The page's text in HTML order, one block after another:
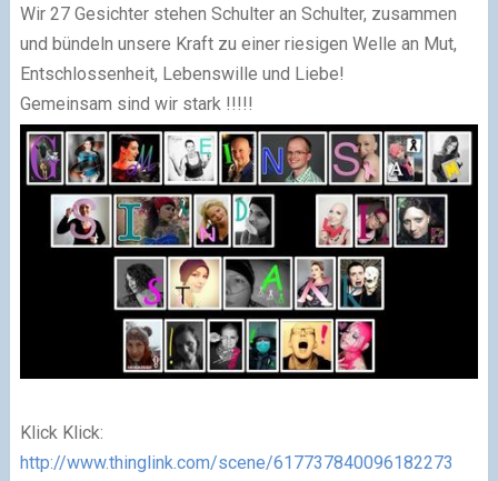
Wir 27 Gesichter stehen Schulter an Schulter, zusammen
und bündeln unsere Kraft zu einer riesigen Welle an Mut,
Entschlossenheit, Lebenswille und Liebe!
Gemeinsam sind wir stark !!!!!
Klick Klick:
http://www.thinglink.com/scene/617737840096182273